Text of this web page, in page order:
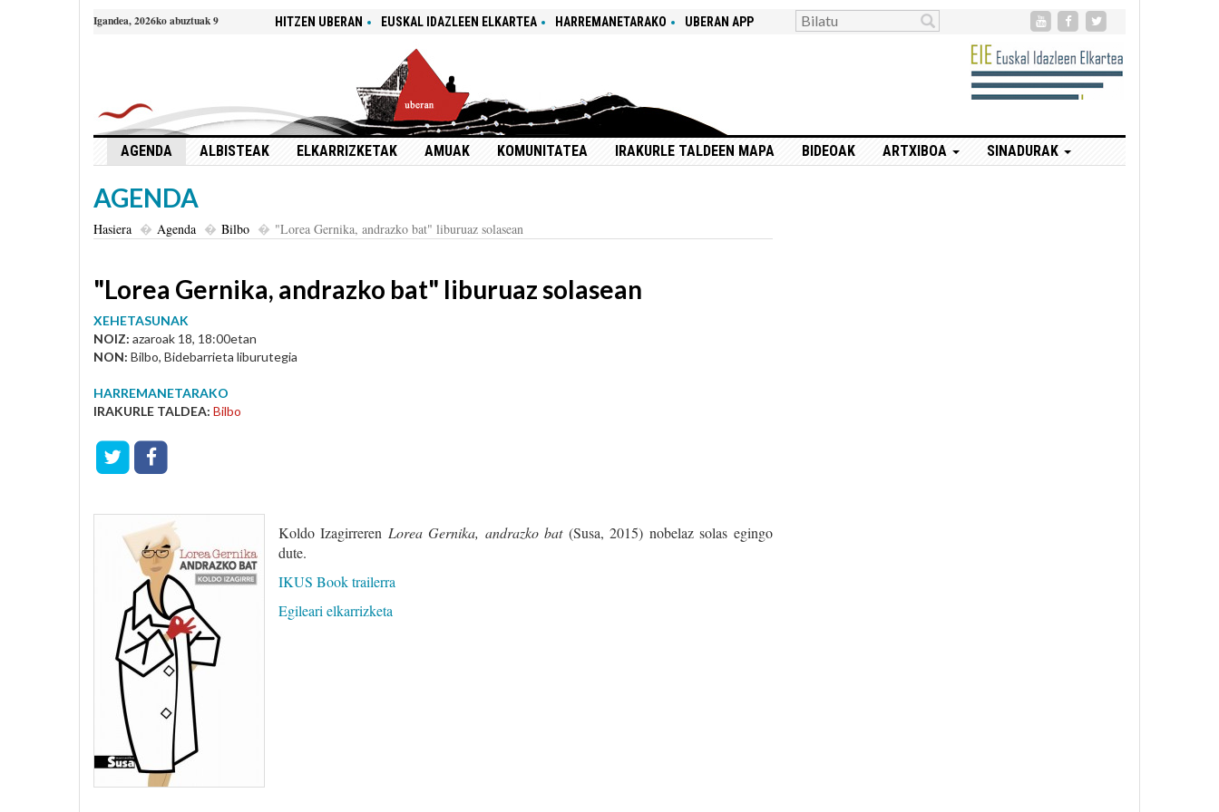
Igandea, 2026ko abuztuak 9 HITZEN UBERAN EUSKAL IDAZLEEN ELKARTEA HARREMANETARAKO UBERAN APP
AGENDA ALBISTEAK ELKARRIZKETAK AMUAK KOMUNITATEA IRAKURLE TALDEEN MAPA BIDEOAK ARTXIBOA SINADURAK
AGENDA
Hasiera Agenda Bilbo "Lorea Gernika, andrazko bat" liburuaz solasean
"Lorea Gernika, andrazko bat" liburuaz solasean
XEHETASUNAK
NOIZ: azaroak 18, 18:00etan
NON: Bilbo, Bidebarrieta liburutegia
HARREMANETARAKO
IRAKURLE TALDEA: Bilbo
Koldo Izagirreren Lorea Gernika, andrazko bat(Susa, 2015) nobelaz solas egingo
dute.
IKUS Book trailerra
Egileari elkarrizketa